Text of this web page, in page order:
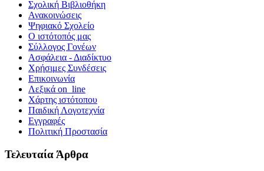
Σχολική Βιβλιοθήκη
Ανακοινώσεις
Ψηφιακό Σχολείο
Ο ιστότοπός μας
Σύλλογος Γονέων
Ασφάλεια - Διαδίκτυο
Χρήσιμες Συνδέσεις
Επικοινωνία
Λεξικά on_line
Χάρτης ιστότοπου
Παιδική Λογοτεχνία
Εγγραφές
Πολιτική Προστασία
Τελευταία Άρθρα